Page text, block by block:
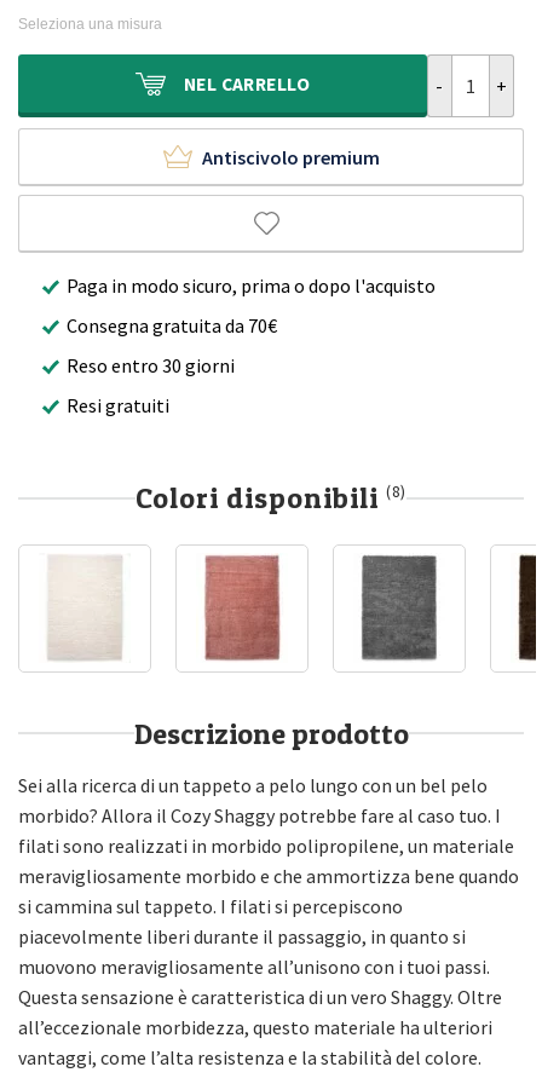
335,00€.
209,90€.
Seleziona una misura
NEL CARRELLO
Antiscivolo premium
Paga in modo sicuro, prima o dopo l'acquisto
Consegna gratuita da 70€
Reso entro 30 giorni
Resi gratuiti
Colori disponibili (8)
Descrizione prodotto
Sei alla ricerca di un tappeto a pelo lungo con un bel pelo
morbido? Allora il Cozy Shaggy potrebbe fare al caso tuo. I
filati sono realizzati in morbido polipropilene, un materiale
meravigliosamente morbido e che ammortizza bene quando
si cammina sul tappeto. I filati si percepiscono
piacevolmente liberi durante il passaggio, in quanto si
muovono meravigliosamente all’unisono con i tuoi passi.
Questa sensazione è caratteristica di un vero Shaggy. Oltre
all’eccezionale morbidezza, questo materiale ha ulteriori
vantaggi, come l’alta resistenza e la stabilità del colore.